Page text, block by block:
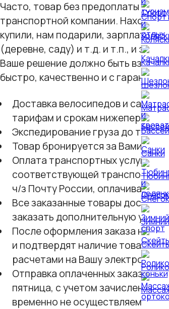
Спорт
Санки
Часто, товар без предоплаты
транспортной компании.
купили, нам подарили, зарплату
(деревне, саду) и т.д. и т.п., и это
Ваше решение должно быть
быстро, качественно и с гарантией.
Доставка велосипедов и санок
тарифам и срокам
Экспедирование груза до
Товар бронируется за Вами на 3
Оплата транспортных услуг
соответствующей транспортной
ч/з Почту России, оплачиваются
Все заказанные товары
заказать дополнительную
После оформления заказа на
и подтвердят наличие товара
расчетами на Вашу электронную
Отправка оплаченных заказов
пятница, с учетом зачисления
временно не осуществляем).